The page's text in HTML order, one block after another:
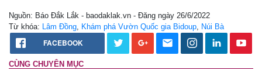
Nguồn: Báo Đắk Lắk - baodaklak.vn - Đăng ngày 26/6/2022
Từ khóa:
Lâm Đồng Khám phá Vườn Quốc gia Bidoup Núi Bà
FACEBOOK
CÙNG CHUYÊN MỤC